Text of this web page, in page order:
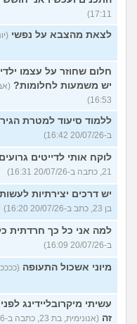
17:11)
לצאת מהצבא על נפשי (יוני, בן
חלום שחוזר על עצמו
יש משמעות לחלומות?
16:53)
ללמוד סיעוד למטרת
ב-20/07/26 16:42)
לוקח אותי לדייטים
21, כתבה ב-20/07/26 16:31)
יש דרכים יצירתיות
בן 23, כתב ב-20/07/26 16:20)
למה אני כל כך חרדתית
ב-20/07/26 16:09)
מיוני אשכול התעופה (ככככ, בן 18, כתב ב-
עשיתי מיקרובליידינג
זה (אנונימית, בת 23, כתבה ב-19/07/26 17:35)